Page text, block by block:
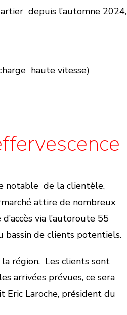
depuis l’automne 2024,
haute vitesse)
notable de la clientèle,
attire de nombreux
via l’autoroute 55
de clients potentiels.
région. Les clients sont
arrivées prévues, ce sera
Eric Laroche, président du